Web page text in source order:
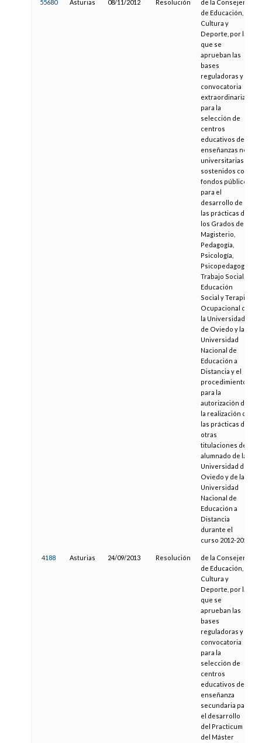
55680 Asturias 08/11/2012 Resolución
de la Consejería
de Educación,
Cultura y
Deporte, por la
que se
aprueban las
bases
reguladoras y la
convocatoria
extraordinaria
para la
selección de
centros
educativos de
enseñanzas no
universitarias
sostenidos con
fondos públicos
para el
desarrollo de
las prácticas de
los Grados de
Magisterio,
Pedagogía,
Psicología,
Psicopedagogía,
Trabajo Social,
Educación
Social y Terapia
Ocupacional de
la Universidad
de Oviedo y la
Universidad
Nacional de
Educación a
Distancia y el
procedimiento
para la
autorización de
la realización de
las prácticas de
otras
titulaciones del
alumnado de la
Universidad de
Oviedo y de la
Universidad
Nacional de
Educación a
Distancia
durante el
curso 2012-2013
4188 Asturias 24/09/2013 Resolución
de la Consejería
de Educación,
Cultura y
Deporte, por la
que se
aprueban las
bases
reguladoras y la
convocatoria
para la
selección de
centros
educativos de
enseñanza
secundaria para
el desarrollo
del Practicum
del Máster